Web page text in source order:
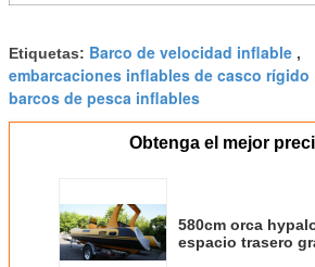
Etiquetas: Barco de velocidad inflable ,
embarcaciones inflables de casco rígido
barcos de pesca inflables
Obtenga el mejor
580cm orca
espacio trasero